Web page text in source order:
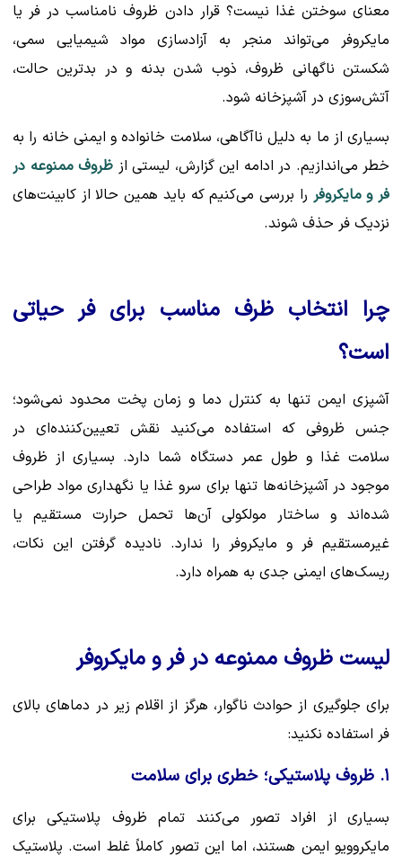
معنای سوختن غذا نیست؟ قرار دادن ظروف نامناسب در فر یا
مایکروفر می‌تواند منجر به آزادسازی مواد شیمیایی سمی،
شکستن ناگهانی ظروف، ذوب شدن بدنه و در بدترین حالت،
آتش‌سوزی در آشپزخانه شود.
بسیاری از ما به دلیل ناآگاهی، سلامت خانواده و ایمنی خانه را به
خطر می‌اندازیم. در ادامه این گزارش، لیستی از ظروف ممنوعه در
فر و مایکروفر را بررسی می‌کنیم که باید همین حالا از کابینت‌های
نزدیک فر حذف شوند.
چرا انتخاب ظرف مناسب برای فر حیاتی
است؟
آشپزی ایمن تنها به کنترل دما و زمان پخت محدود نمی‌شود؛
جنس ظروفی که استفاده می‌کنید نقش تعیین‌کننده‌ای در
سلامت غذا و طول عمر دستگاه شما دارد. بسیاری از ظروف
موجود در آشپزخانه‌ها تنها برای سرو غذا یا نگهداری مواد طراحی
شده‌اند و ساختار مولکولی آن‌ها تحمل حرارت مستقیم یا
غیرمستقیم فر و مایکروفر را ندارد. نادیده گرفتن این نکات،
ریسک‌های ایمنی جدی به همراه دارد.
لیست ظروف ممنوعه در فر و مایکروفر
برای جلوگیری از حوادث ناگوار، هرگز از اقلام زیر در دماهای بالای
فر استفاده نکنید:
۱. ظروف پلاستیکی؛ خطری برای سلامت
بسیاری از افراد تصور می‌کنند تمام ظروف پلاستیکی برای
مایکروویو ایمن هستند، اما این تصور کاملاً غلط است. پلاستیک